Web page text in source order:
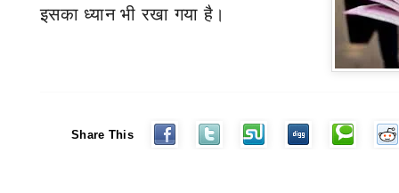
इसका ध्यान भी रखा गया है।
Share This